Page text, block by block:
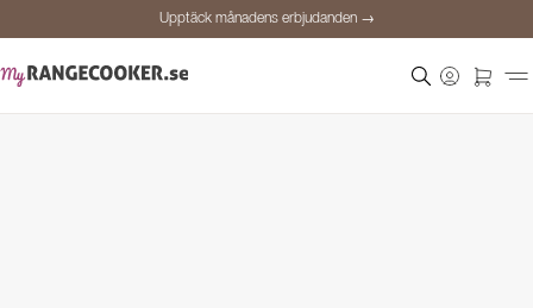
Upptäck månadens erbjudanden →